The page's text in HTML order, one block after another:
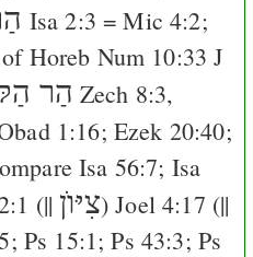
Isa 2:3 =Mic 4:2;
of Horeb Num 10:33 J
הַר Zech 8:3,
1:16; Ezek 20:40;
Isa 56:7; Isa
(|| צִיּוֺן)Joel 4:17 (||
; Ps 15:1;Ps 43:3; Ps